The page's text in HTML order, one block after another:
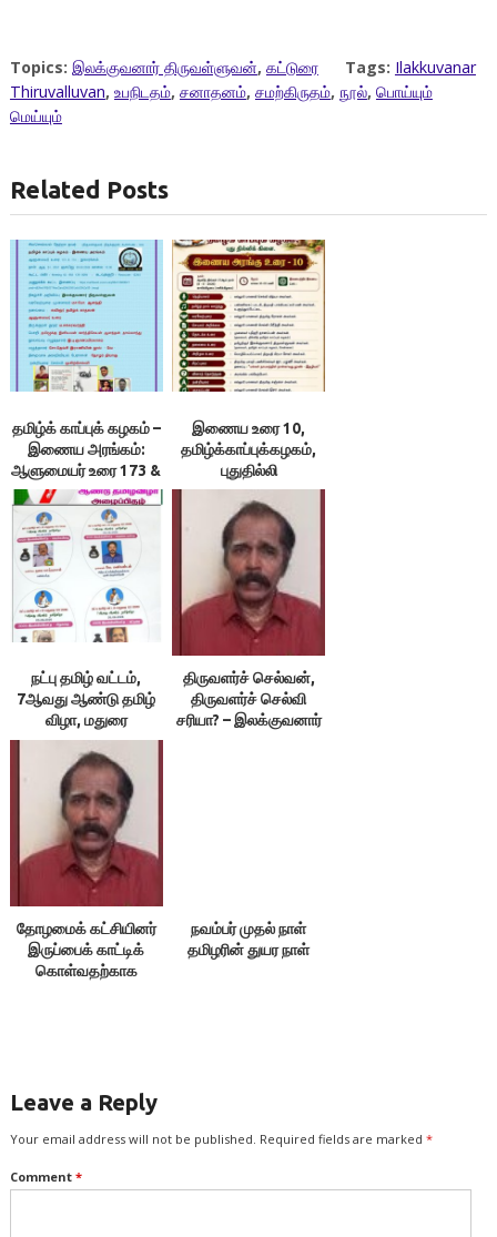
Topics: இலக்குவனார் திருவள்ளுவன், கட்டுரை Tags: Ilakkuvanar
Thiruvalluvan, உபநிடதம், சனாதனம், சமற்கிருதம், நூல், பொய்யும்
மெய்யும்
Related Posts
தமிழ்க் காப்புக் கழகம் –
இணைய அரங்கம்:
ஆளுமையர் உரை 173 &
174 ; நூலரங்கம்
இணைய உரை 10,
தமிழ்க்காப்புக்கழகம்,
புதுதில்லி
நட்பு தமிழ் வட்டம்,
7ஆவது ஆண்டு தமிழ்
விழா, மதுரை
திருவளர்ச் செல்வன்,
திருவளர்ச் செல்வி
சரியா? – இலக்குவனார்
தோழமைக் கட்சியினர்
இருப்பைக் காட்டிக்
கொள்வதற்காக
நவம்பர் முதல் நாள்
தமிழரின் துயர நாள்
Leave a Reply
Your email address will not be published. Required fields are marked *
Comment *